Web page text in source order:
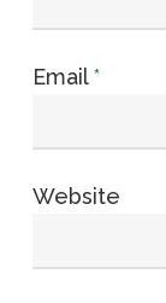
Email*
Website